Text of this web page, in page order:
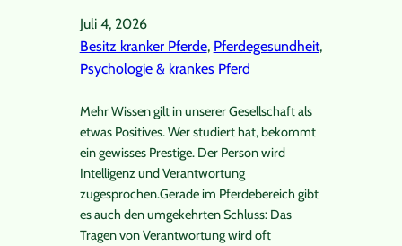
Juli 4, 2026
Besitz kranker Pferde, Pferdegesundheit,
Psychologie & krankes Pferd
Mehr Wissen gilt in unserer Gesellschaft als
etwas Positives. Wer studiert hat, bekommt
ein gewisses Prestige. Der Person wird
Intelligenz und Verantwortung
zugesprochen.Gerade im Pferdebereich gibt
es auch den umgekehrten Schluss: Das
Tragen von Verantwortung wird oft